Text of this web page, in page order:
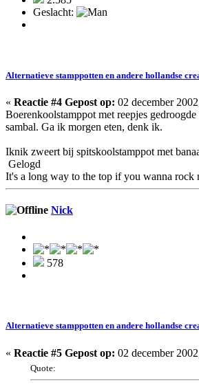
Geslacht:
Alternatieve stamppotten en andere hollandse
« Reactie #4 Gepost op: 02 december
Boerenkoolstamppot met reepjes gedroogde
sambal. Ga ik morgen eten, denk ik.
Iknik zweert bij spitskoolstamppot met
Gelogd
It's a long way to the top if you wanna rock
Nick
578
Alternatieve stamppotten en andere hollandse
« Reactie #5 Gepost op: 02 december
Quote: